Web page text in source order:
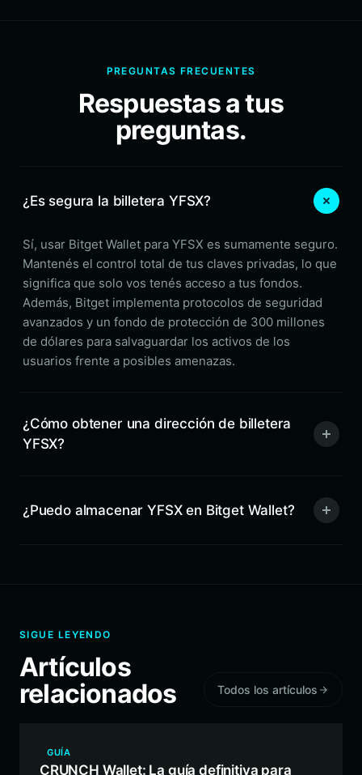
PREGUNTAS FRECUENTES
Respuestas a tus
preguntas.
¿Es segura la billetera YFSX?
Sí, usar Bitget Wallet para YFSX es sumamente seguro.
Mantenés el control total de tus claves privadas, lo que
significa que solo vos tenés acceso a tus fondos.
Además, Bitget implementa protocolos de seguridad
avanzados y un fondo de protección de 300 millones
de dólares para salvaguardar los activos de los
usuarios frente a posibles amenazas.
¿Cómo obtener una dirección de billetera
YFSX?
¿Puedo almacenar YFSX en Bitget Wallet?
SIGUE LEYENDO
Artículos
relacionados
Todos los artículos
GUÍA
CRUNCH Wallet: La guía definitiva para